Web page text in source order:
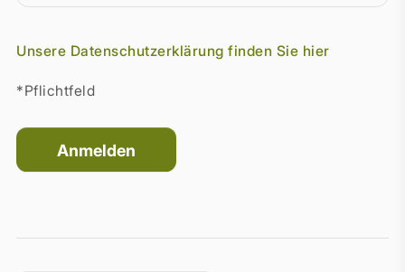
Unsere Datenschutzerklärung finden Sie hier
*Pflichtfeld